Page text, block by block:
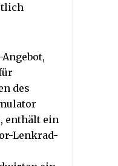
des
enthält ein
Lenkrad-